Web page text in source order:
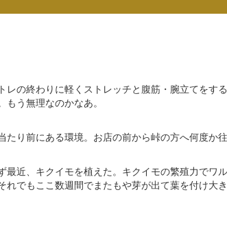
の終わりに軽くストレッチと腹筋・腕立てをす
う無理なのかなあ。
り前にある環境。お店の前から峠の方へ何度か
近、キクイモを植えた。キクイモの繁殖力でワ
でもここ数週間でまたもや芽が出て葉を付け大